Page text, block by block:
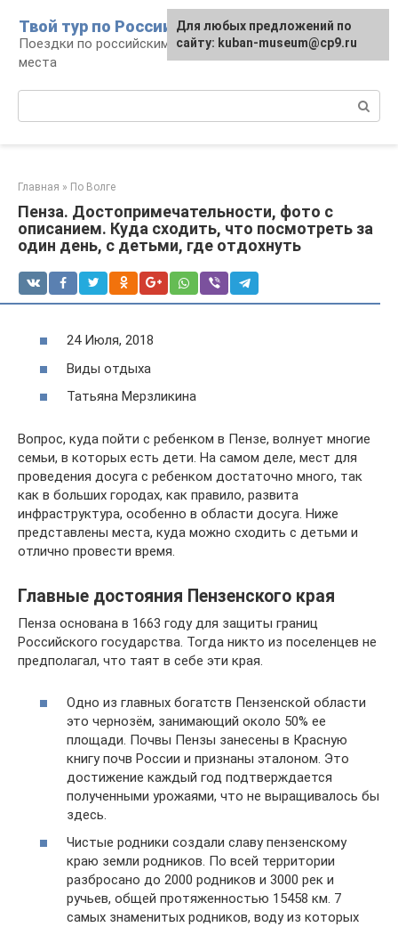
контенту
Твой тур по России
Поездки по российским городам, маршруты и
места
Главная » По Волге
Пенза. Достопримечательности, фото с
описанием. Куда сходить, что посмотреть за
один день, с детьми, где отдохнуть
24 Июля, 2018
Виды отдыха
Татьяна Мерзликина
Вопрос, куда пойти с ребенком в Пензе, волнует многие
семьи, в которых есть дети. На самом деле, мест для
проведения досуга с ребенком достаточно много, так
как в больших городах, как правило, развита
инфраструктура, особенно в области досуга. Ниже
представлены места, куда можно сходить с детьми и
отлично провести время.
Главные достояния Пензенского края
Пенза основана в 1663 году для защиты границ
Российского государства. Тогда никто из поселенцев не
предполагал, что таят в себе эти края.
Одно из главных богатств Пензенской области
это чернозём, занимающий около 50% ее
площади. Почвы Пензы занесены в Красную
книгу почв России и признаны эталоном. Это
достижение каждый год подтверждается
полученными урожаями, что не выращивалось бы
здесь.
Чистые родники создали славу пензенскому
краю земли родников. По всей территории
разбросано до 2000 родников и 3000 рек и
ручьев, общей протяженностью 15458 км. 7
самых знаменитых родников, воду из которых
Для любых предложений по
сайту: kuban-museum@cp9.ru